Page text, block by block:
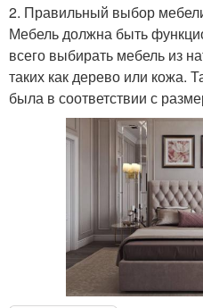
2. Правильный выбор
Мебель должна быть
всего выбирать мебель из
таких как дерево или кожа.
была в соответствии с